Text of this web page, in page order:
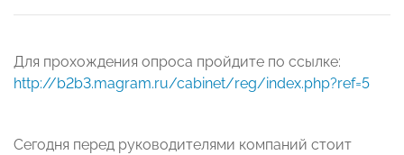
Для прохождения опроса пройдите по ссылке:
http://b2b3.magram.ru/cabinet/reg/index.php?ref=5
Сегодня перед руководителями компаний стоит